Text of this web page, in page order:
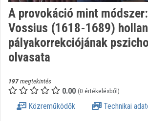
Kategóriák
Intézményi listák
Intézmények
Közreműködők
A provokáció mint
Vossius (1618-1689)
pályakorrekciójának
olvasata
197megtekintés
0.00 (0 értékelésből)
Közreműködők Technikai